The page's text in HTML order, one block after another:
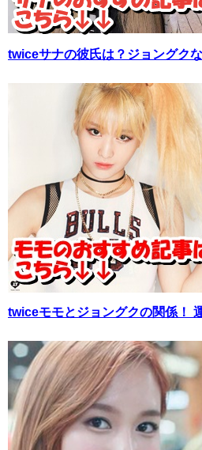
twiceサナの彼氏は？ジョングク
twiceモモとジョングクの関係！